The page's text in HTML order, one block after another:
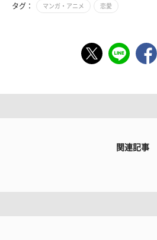
タグ： マンガ・アニメ 恋愛
関連記事